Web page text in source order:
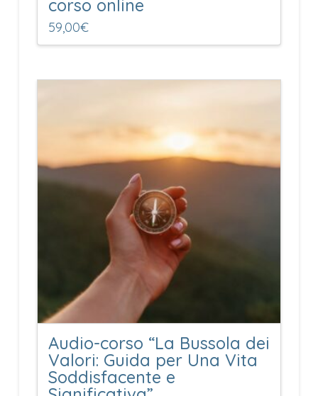
corso online
59,00€
Audio-corso “La Bussola dei
Valori: Guida per Una Vita
Soddisfacente e